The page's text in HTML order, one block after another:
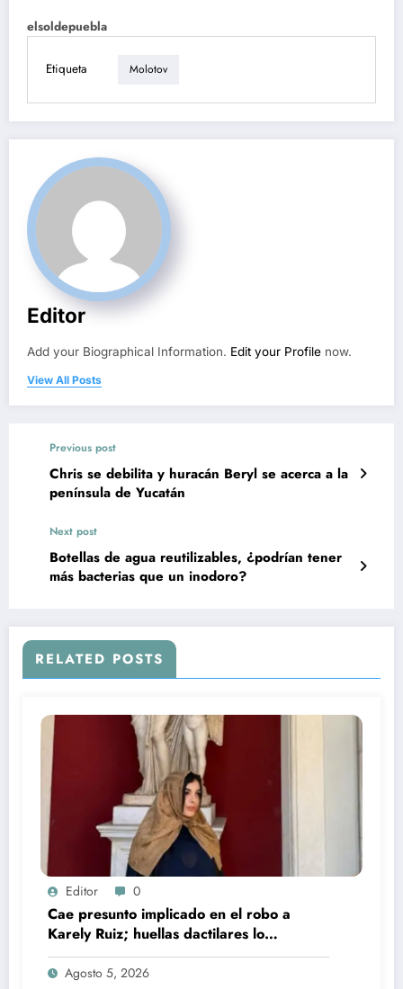
elsoldepuebla
Etiqueta Molotov
Editor
Add your Biographical Information. Edit your Profile now.
View All Posts
Previous post
Chris se debilita y huracán Beryl se acerca a la
península de Yucatán
Next post
Botellas de agua reutilizables, ¿podrían tener
más bacterias que un inodoro?
RELATED POSTS
Editor 0
Cae presunto implicado en el robo a
Karely Ruiz; huellas dactilares lo
delataron
Agosto 5, 2026